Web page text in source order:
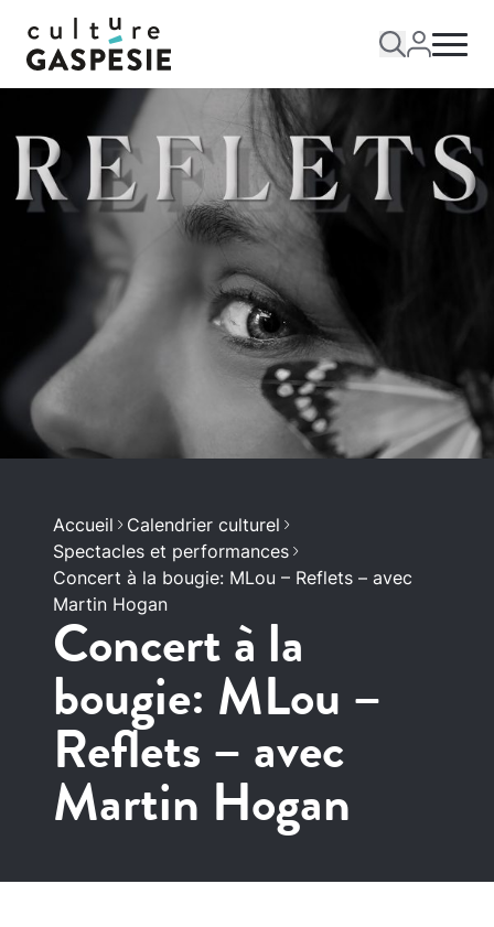
Accueil
Calendrier culturel
Spectacles et performances
Concert à la bougie: MLou – Reflets – avec
Martin Hogan
Concert à la
bougie: MLou –
Reflets – avec
Martin Hogan